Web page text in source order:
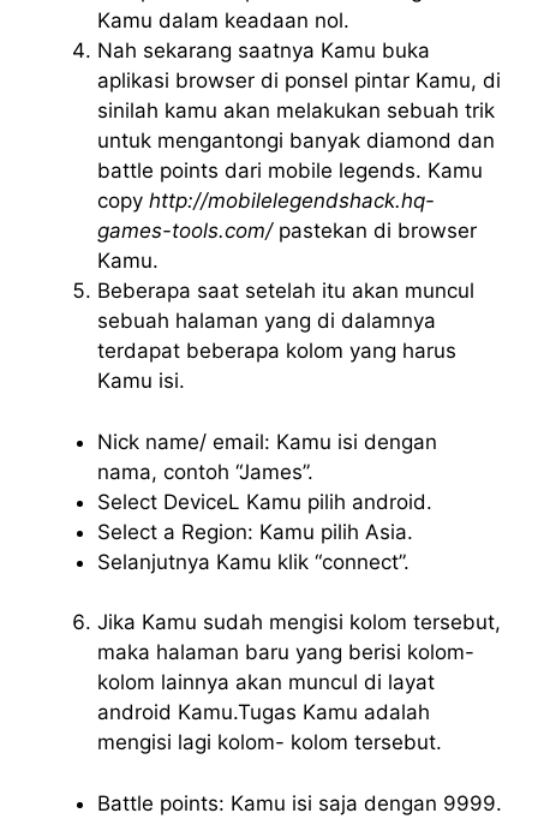
Kamu dalam keadaan nol.
Nah sekarang saatnya Kamu buka
aplikasi browser di ponsel pintar Kamu, di
sinilah kamu akan melakukan sebuah trik
untuk mengantongi banyak diamond dan
battle points dari mobile legends. Kamu
copy http://mobilelegendshack.hq-
games-tools.com/pastekan di browser
Kamu.
Beberapa saat setelah itu akan muncul
sebuah halaman yang di dalamnya
terdapat beberapa kolom yang harus
Kamu isi.
Nick name/ email: Kamu isi dengan
nama, contoh “James”.
Select DeviceL Kamu pilih android.
Select a Region: Kamu pilih Asia.
Selanjutnya Kamu klik “connect”.
Jika Kamu sudah mengisi kolom tersebut,
maka halaman baru yang berisi kolom-
kolom lainnya akan muncul di layat
android Kamu.Tugas Kamu adalah
mengisi lagi kolom- kolom tersebut.
Battle points: Kamu isi saja dengan 9999.